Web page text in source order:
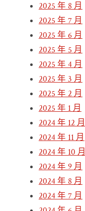
2025 年 8 月
2025 年 7 月
2025 年 6 月
2025 年 5 月
2025 年 4 月
2025 年 3 月
2025 年 2 月
2025 年 1 月
2024 年 12 月
2024 年 11 月
2024 年 10 月
2024 年 9 月
2024 年 8 月
2024 年 7 月